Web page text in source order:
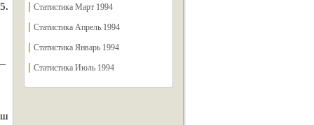
Статистика Март 1994
Статистика Апрель 1994
Статистика Январь 1994
Статистика Июль 1994